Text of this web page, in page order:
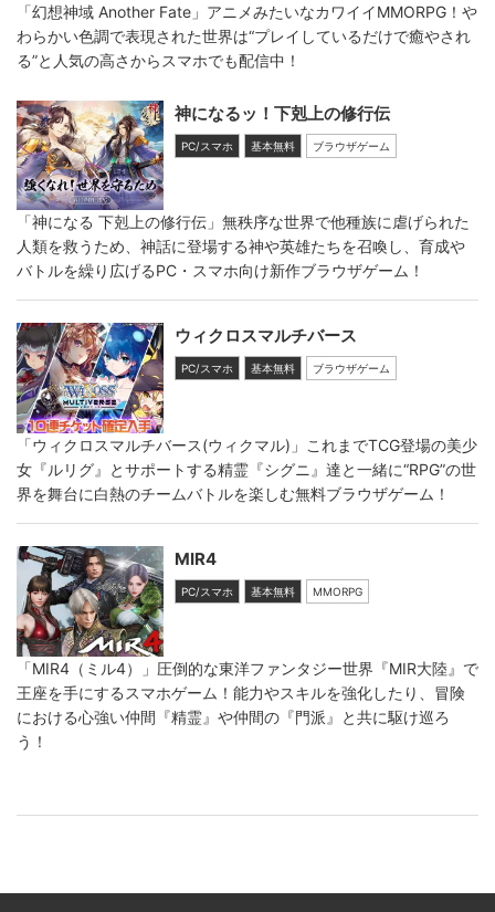
「幻想神域 Another Fate」アニメみたいなカワイイMMORPG！や
わらかい色調で表現された世界は“プレイしているだけで癒やされ
る”と人気の高さからスマホでも配信中！
神になるッ！下剋上の修行伝
PC/スマホ 基本無料 ブラウザゲーム
「神になる 下剋上の修行伝」無秩序な世界で他種族に虐げられた
人類を救うため、神話に登場する神や英雄たちを召喚し、育成や
バトルを繰り広げるPC・スマホ向け新作ブラウザゲーム！
ウィクロスマルチバース
PC/スマホ 基本無料 ブラウザゲーム
「ウィクロスマルチバース(ウィクマル)」これまでTCG登場の美少
女『ルリグ』とサポートする精霊『シグニ』達と一緒に“RPG”の世
界を舞台に白熱のチームバトルを楽しむ無料ブラウザゲーム！
MIR4
PC/スマホ 基本無料 MMORPG
「MIR4（ミル4）」圧倒的な東洋ファンタジー世界『MIR大陸』で
王座を手にするスマホゲーム！能力やスキルを強化したり、冒険
における心強い仲間『精霊』や仲間の『門派』と共に駆け巡ろ
う！